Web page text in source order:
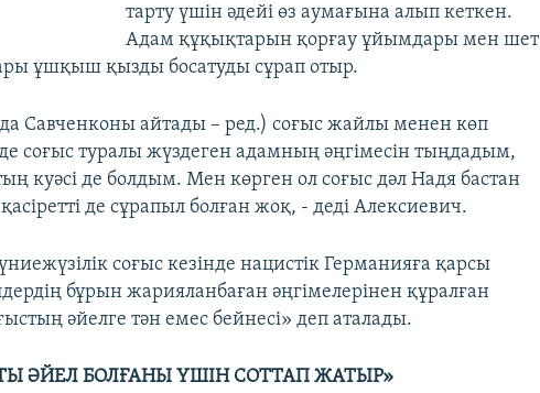
тарту үшін әдейі өз аумағына алып кеткен.
Адам құқықтарын қорғау ұйымдары мен шет
ұшқыш қызды босатуды сұрап отыр.
Савченконы айтады – ред.) соғыс жайлы менен көп
соғыс туралы жүздеген адамның әңгімесін тыңдадым,
куәсі де болдым. Мен көрген ол соғыс дәл Надя бастан
де сұрапыл болған жоқ, - деді Алексиевич.
соғыс кезінде нацистік Германияға қарсы
бұрын жарияланбаған әңгімелерінен құралған
әйелге тән емес бейнесі» деп аталады.
ӘЙЕЛ БОЛҒАНЫ ҮШІН СОТТАП ЖАТЫР»